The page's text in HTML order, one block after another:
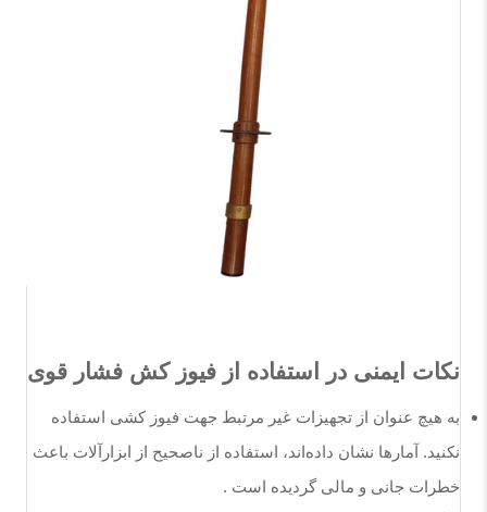
نکات ایمنی در استفاده از فیوز کش فشار قوی
به هیچ عنوان از تجهیزات غیر مرتبط جهت فیوز کشی استفاده
نکنید. آمار‌ها نشان داده‌اند، استفاده از ناصحیح از ابزارآلات باعث
خطرات جانی و مالی گردیده است .